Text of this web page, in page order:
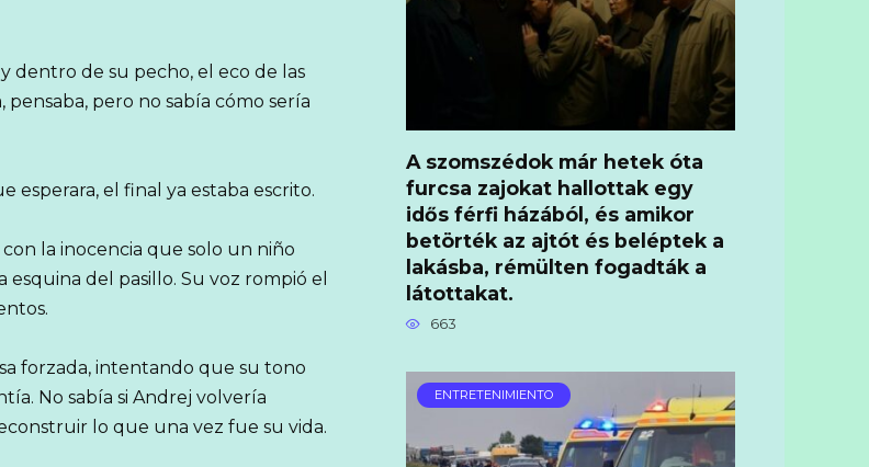
dentro de su pecho, el eco de las
pero no sabía cómo sería
esperara, el final ya estaba escrito.
la inocencia que solo un niño
del pasillo. Su voz rompió el
forzada, intentando que su tono
No sabía si Andrej volvería
lo que una vez fue su vida.
A szomszédok már hetek óta
furcsa zajokat hallottak egy
idős férfi házából, és amikor
betörték az ajtót és beléptek a
lakásba, rémülten fogadták a
látottakat.
663
ENTRETENIMIENTO